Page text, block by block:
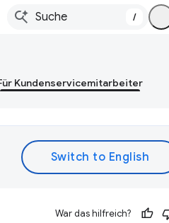
/
Kundenservicemitarbeiter
War das hilfreich?